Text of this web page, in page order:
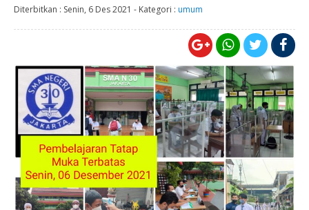
Diterbitkan : Senin, 6 Des 2021 - Kategori : umum